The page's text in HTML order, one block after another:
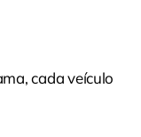
cada veículo